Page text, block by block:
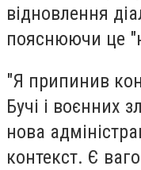
відновлення
пояснюючи це
"Я припинив
Бучі і воєнних
нова
контекст. Є